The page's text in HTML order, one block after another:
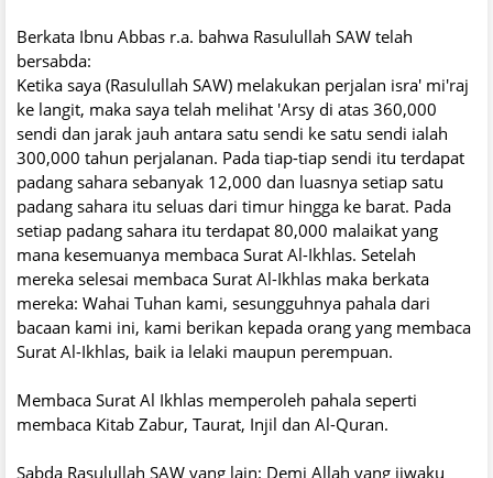
Berkata Ibnu Abbas r.a. bahwa Rasulullah SAW telah
bersabda:
Ketika saya (Rasulullah SAW) melakukan perjalan isra' mi'raj
ke langit, maka saya telah melihat 'Arsy di atas 360,000
sendi dan jarak jauh antara satu sendi ke satu sendi ialah
300,000 tahun perjalanan. Pada tiap-tiap sendi itu terdapat
padang sahara sebanyak 12,000 dan luasnya setiap satu
padang sahara itu seluas dari timur hingga ke barat. Pada
setiap padang sahara itu terdapat 80,000 malaikat yang
mana kesemuanya membaca Surat Al-Ikhlas. Setelah
mereka selesai membaca Surat Al-Ikhlas maka berkata
mereka: Wahai Tuhan kami, sesungguhnya pahala dari
bacaan kami ini, kami berikan kepada orang yang membaca
Surat Al-Ikhlas, baik ia lelaki maupun perempuan.
Membaca Surat Al Ikhlas memperoleh pahala seperti
membaca Kitab Zabur, Taurat, Injil dan Al-Quran.
Sabda Rasulullah SAW yang lain: Demi Allah yang jiwaku